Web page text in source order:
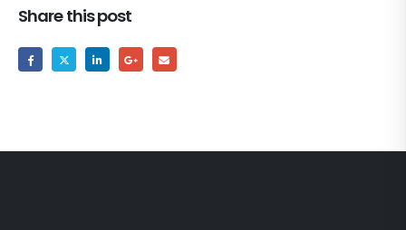
Share this post